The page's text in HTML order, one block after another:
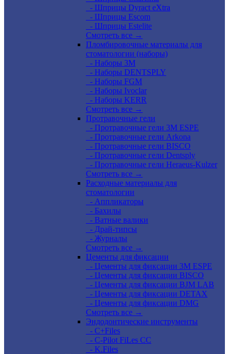
- Шприцы Dyract eXtra
- Шприцы Escom
- Шприцы Estelite
Смотреть все →
Пломбировочные материалы для
стоматологии (наборы)
- Наборы 3М
- Наборы DENTSPLY
- Наборы FGM
- Наборы Ivoclar
- Наборы KERR
Смотреть все →
Протравочные гели
- Протравочные гели 3М ESPE
- Протравочные гели Arkona
- Протравочные гели BISCO
- Протравочные гели Dentsply
- Протравочные гели Heraeus-Kulzer
Смотреть все →
Расходные материалы для
стоматологии
- Аппликаторы
- Бахилы
- Ватные валики
- Драй-типсы
- Журналы
Смотреть все →
Цементы для фиксации
- Цементы для фиксации 3M ESPE
- Цементы для фиксации BISCO
- Цементы для фиксации BJM LAB
- Цементы для фиксации DETAX
- Цементы для фиксации DMG
Смотреть все →
Эндодонтические инструменты
- C+Files
- C-Pilot FiLes CC
- K.Files